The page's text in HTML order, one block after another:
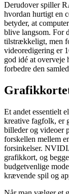
Derudover spiller
hvordan hurtigt en
betyder, at
blive langsom. For
tilstrækkeligt, men
videoredigering er
god idé at
forbedre den
Et andet essentielt
kreative fagfolk, er
billeder og videoer
forskellen mellem
forsinkelser.
grafikkort, og
budgetvenlige
krævende spil og